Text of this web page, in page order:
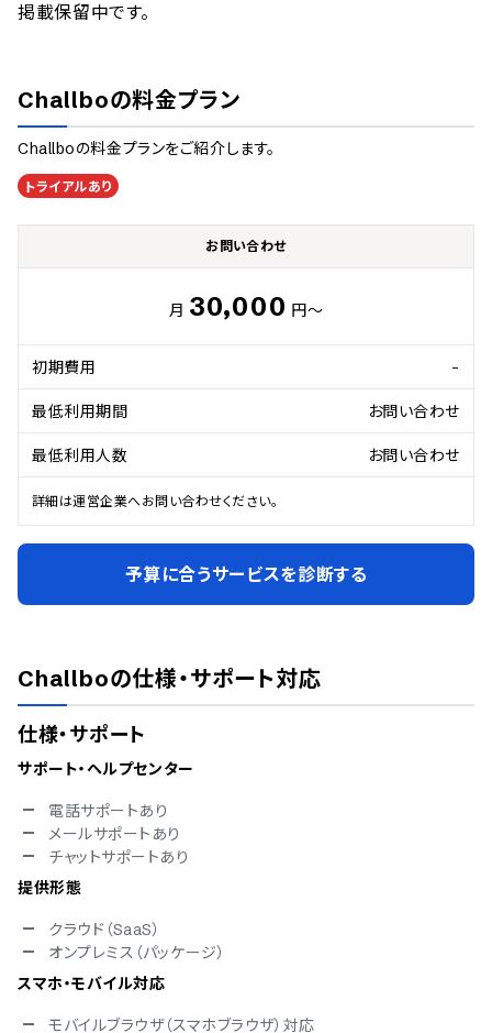
掲載保留中です。
Challboの料金プラン
Challboの料金プランをご紹介します。
トライアルあり
お問い合わせ
月 30,000 円～
初期費用 -
最低利用期間 お問い合わせ
最低利用人数 お問い合わせ
詳細は運営企業へお問い合わせください。
予算に合うサービスを診断する
Challboの仕様・サポート対応
仕様・サポート
サポート・ヘルプセンター
電話サポートあり
メールサポートあり
チャットサポートあり
提供形態
クラウド（SaaS）
オンプレミス（パッケージ）
スマホ・モバイル対応
モバイルブラウザ（スマホブラウザ）対応